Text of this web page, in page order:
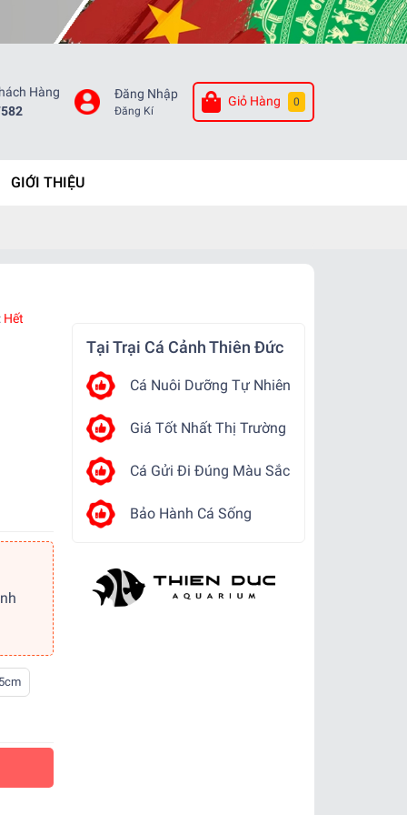
Hàng
Đăng Nhập
Đăng Kí
Giỏ Hàng 0
GIỚI THIỆU
Hết
Tại Trại Cá Cảnh Thiên Đức
Cá Nuôi Dưỡng Tự Nhiên
Giá Tốt Nhất Thị Trường
Cá Gửi Đi Đúng Màu Sắc
Bảo Hành Cá Sống